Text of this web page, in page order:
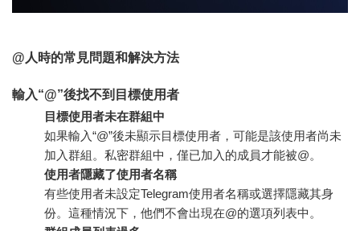
@人時的常見問題和解決方法
輸入“@”後找不到目標使用者
目標使用者未在群組中
如果輸入“@”後未顯示目標使用者，可能是該使用者尚未
加入群組。私密群組中，僅已加入的成員才能被@。
使用者隱藏了使用者名稱
有些使用者未設定Telegram使用者名稱或選擇隱藏其身
份。這種情況下，他們不會出現在@的選項列表中。